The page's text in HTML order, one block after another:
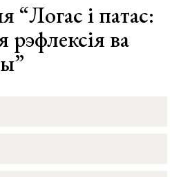
“Логас і патас:
рэфлексія ва